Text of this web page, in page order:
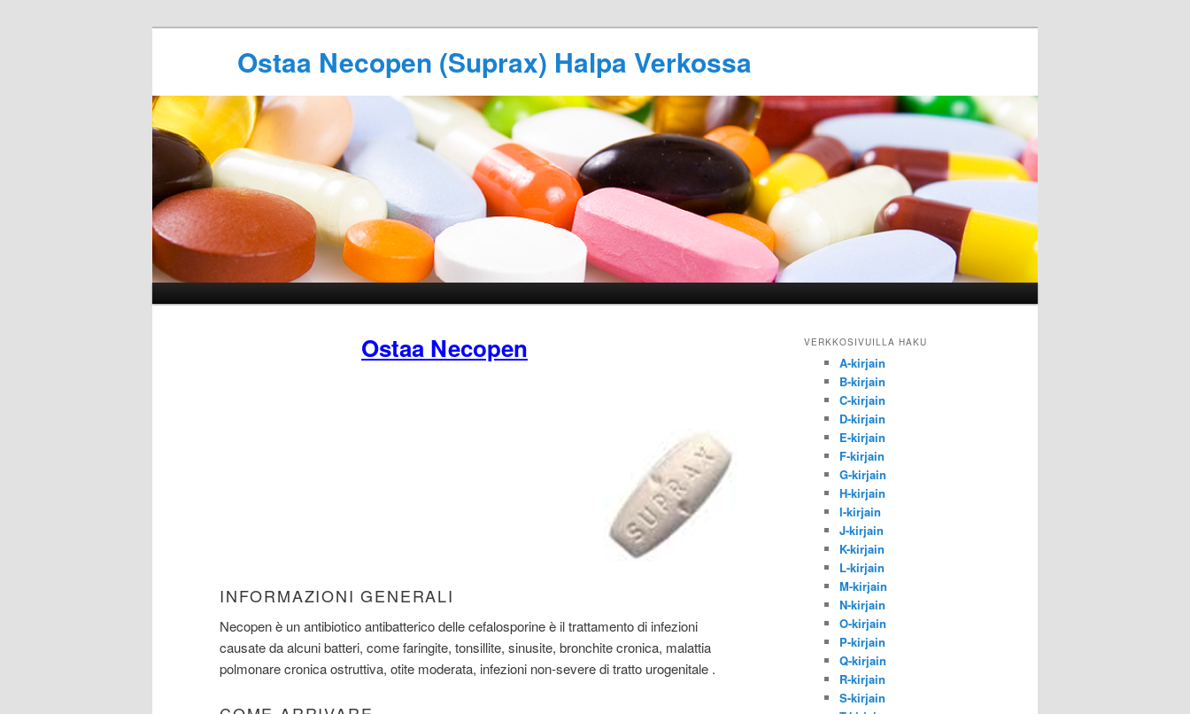
Ostaa Necopen (Suprax) Halpa Verkossa
Ostaa Necopen
INFORMAZIONI GENERALI
Necopen è un antibiotico antibatterico delle cefalosporine è il trattamento di infezioni
causate da alcuni batteri, come faringite, tonsillite, sinusite, bronchite cronica, malattia
polmonare cronica ostruttiva, otite moderata, infezioni non-severe di tratto urogenitale .
VERKKOSIVUILLA HAKU
A-kirjain
B-kirjain
C-kirjain
D-kirjain
E-kirjain
F-kirjain
G-kirjain
H-kirjain
I-kirjain
J-kirjain
K-kirjain
L-kirjain
M-kirjain
N-kirjain
O-kirjain
P-kirjain
Q-kirjain
R-kirjain
S-kirjain